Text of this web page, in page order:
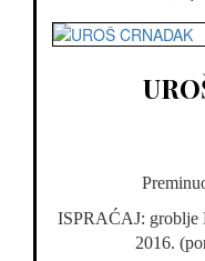
ISPRAĆAJ: groblje
2016.